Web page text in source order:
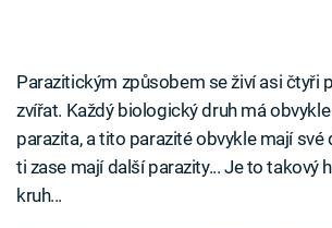
Parazitickým způsobem se živí asi čtyři
zvířat. Každý biologický druh má
parazita, a tito parazité obvykle mají své
ti zase mají další parazity... Je to takový
kruh...